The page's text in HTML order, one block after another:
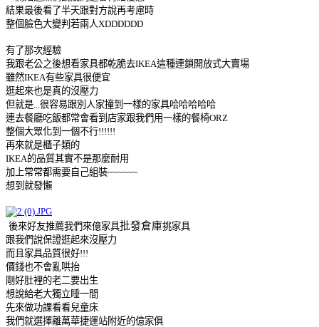
結果最後看了半天跟對方說再考慮時
整個臉色大變判若兩人XDDDDDD
有了那次經驗
我跟老公之後想看家具都乾脆去IKEA這種連鎖開放式大賣場
雖然IKEA有些家具很便宜
逛起來也是真的沒壓力
但就是...很容易跟別人家撞到一樣的家具哈哈哈哈哈
連去餐廳吃飯都常會看到店家跟我們用一樣的餐椅ORZ
整個大眾化到一個不行!!!!!!
再來就是櫃子類的
IKEA的品質其實不是那麼耐用
加上常常都需要自己組裝~~~~~~
想到就發懶
後來好友推薦我們來億家具批發倉庫挑家具
跟我們說保證逛起來沒壓力
而且家具品質很好!!!
價錢也不會亂哄抬
剛好肚裡的老二要出生
想說給老大獨立睡一間
先來做功課看看兒童床
我們就選擇離萬華捷運站附近的億家俱